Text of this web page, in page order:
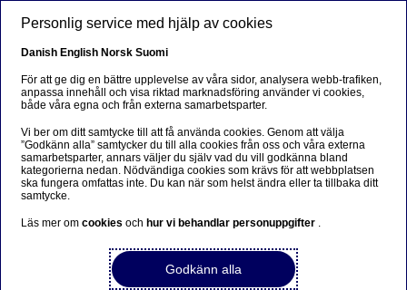
Anteeksi...
Sivua ei ole saatavilla suomeksi
Pysy sivulla|Siirry aiheeseen liittyvälle
Personlig service med hjälp av cookies
Danish English Norsk Suomi
För att ge dig en bättre upplevelse av våra sidor, analysera webb-trafiken,
anpassa innehåll och visa riktad marknadsföring använder vi cookies,
både våra egna och från externa samarbetsparter.
Vi ber om ditt samtycke till att få använda cookies. Genom att välja
”Godkänn alla” samtycker du till alla cookies från oss och våra externa
samarbetsparter, annars väljer du själv vad du vill godkänna bland
kategorierna nedan. Nödvändiga cookies som krävs för att webbplatsen
ska fungera omfattas inte. Du kan när som helst ändra eller ta tillbaka ditt
samtycke.
Läs mer omcookiesoch hur vi behandlar personuppgifter .
Godkänn alla